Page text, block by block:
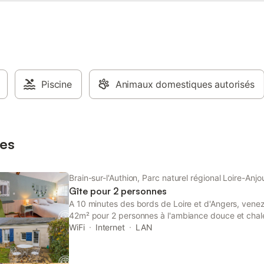
Piscine Animaux domestiques autorisés
Brain-sur-l'Authion, Parc naturel régional Loire-
Gîte pour 2 personnes
A 10 minutes des bords de Loire et d'Angers,
42m² pour 2 personnes à l'ambiance douce et
offre de belles découvertes culturelles et
WiFi Internet LAN